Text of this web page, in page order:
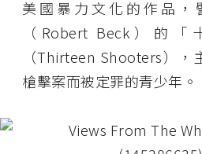
美國暴力文化的作品，
（Robert Beck）的
（Thirteen Shooters）
槍擊案而被定罪的青少年。